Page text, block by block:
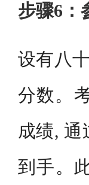
步骤6：
设有八
分数。
成绩,
到手。